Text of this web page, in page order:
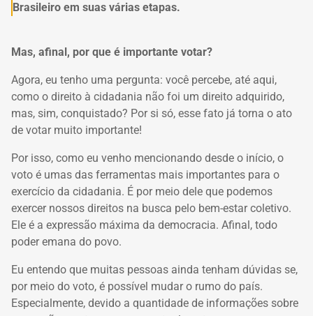
Brasileiro em suas várias etapas.
Mas, afinal, por que é importante votar?
Agora, eu tenho uma pergunta: você percebe, até aqui,
como o direito à cidadania não foi um direito adquirido,
mas, sim, conquistado? Por si só, esse fato já torna o ato
de votar muito importante!
Por isso, como eu venho mencionando desde o início, o
voto é umas das ferramentas mais importantes para o
exercício da cidadania. É por meio dele que podemos
exercer nossos direitos na busca pelo bem-estar coletivo.
Ele é a expressão máxima da democracia. Afinal, todo
poder emana do povo.
Eu entendo que muitas pessoas ainda tenham dúvidas se,
por meio do voto, é possível mudar o rumo do país.
Especialmente, devido a quantidade de informações sobre